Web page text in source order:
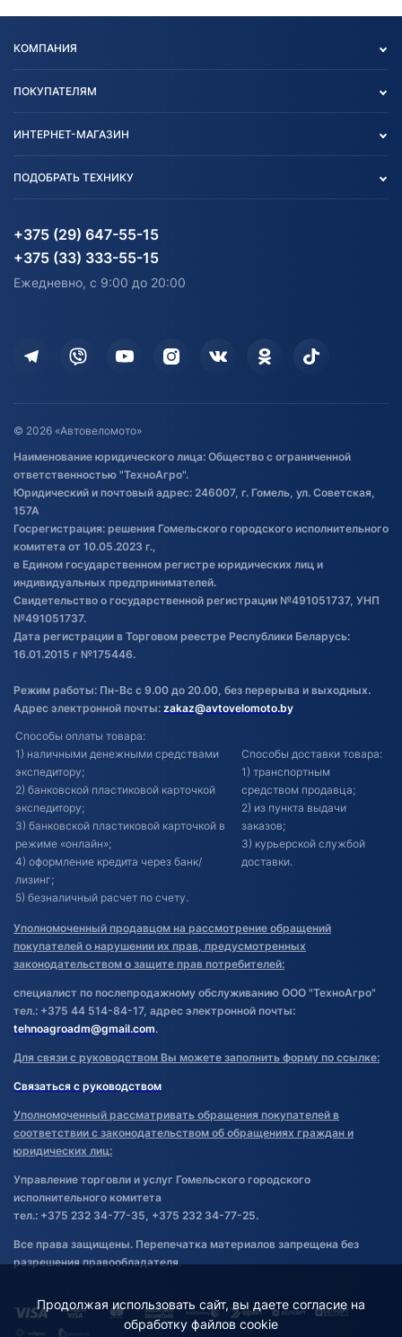
КОМПАНИЯ
Блог
Карта сайта
ПОКУПАТЕЛЯМ
Согласие на обработку
Информация до получения
согласия на обработку
Доставка
Дополнительные услуги
Оставить отзыв
Договор публичной оферты
Обработка файлов cookie
Постановка транспорта на учет
Обновления в ЭПТС 2024
ИНТЕРНЕТ-МАГАЗИН
Агротехника
Водный транспорт
Электротранспорт
Здоровье
ПОДОБРАТЬ ТЕХНИКУ
Агротехника
Электротранспорт
+375 (29) 647-55-15
+375 (33) 333-55-15
Ежедневно, с 9:00 до 20:00
© 2026 «Автовеломото»
Наименование юридического лица: Общество с ограниченной
ответственностью "ТехноАгро".
Юридический и почтовый адрес: 246007, г. Гомель, ул. Советская,
157А
Госрегистрация: решения Гомельского городского исполнительного
комитета от 10.05.2023 г.,
в Едином государственном регистре юридических лиц и
индивидуальных предпринимателей.
Свидетельство о государственной регистрации №491051737, УНП
№491051737.
Дата регистрации в Торговом реестре Республики Беларусь:
16.01.2015 г №175446.
Режим работы: Пн-Вс с 9.00 до 20.00, без перерыва и выходных.
Адрес электронной почты: zakaz@avtovelomoto.by
Способы оплаты товара:
1) наличными денежными средствами
экспедитору;
2) банковской пластиковой карточкой
экспедитору;
3) банковской пластиковой карточкой в
режиме «онлайн»;
4) оформление кредита через банк/
лизинг;
5) безналичный расчет по счету.
Способы доставки товара:
1) транспортным
средством продавца;
2) из пункта выдачи
заказов;
3) курьерской службой
доставки.
Уполномоченный продавцом на рассмотрение обращений
покупателей о нарушении их прав, предусмотренных
законодательством о защите прав потребителей:
специалист по послепродажному обслуживанию ООО "ТехноАгро"
тел.: +375 44 514-84-17, адрес электронной почты:
tehnoagroadm@gmail.com.
Для связи с руководством Вы можете заполнить форму по ссылке:
Связаться с руководством
Уполномоченный рассматривать обращения покупателей в
соответствии с законодательством об обращениях граждан и
юридических лиц:
Управление торговли и услуг Гомельского городского
исполнительного комитета
тел.: +375 232 34-77-35, +375 232 34-77-25.
Все права защищены. Перепечатка материалов запрещена без
разрешения правообладателя.
Продолжая использовать сайт, вы даете согласие на
обработку файлов cookie